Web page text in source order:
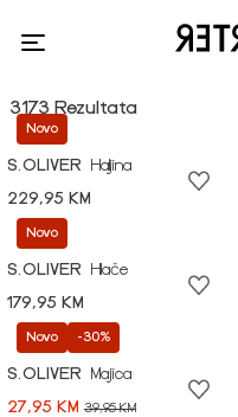
3173 Rezultata
Novo
S.OLIVER
Haljina
229,95 KM
Novo
S.OLIVER
Hlače
179,95 KM
Novo -30%
S.OLIVER
Majica
27,95 KM 39,95 KM